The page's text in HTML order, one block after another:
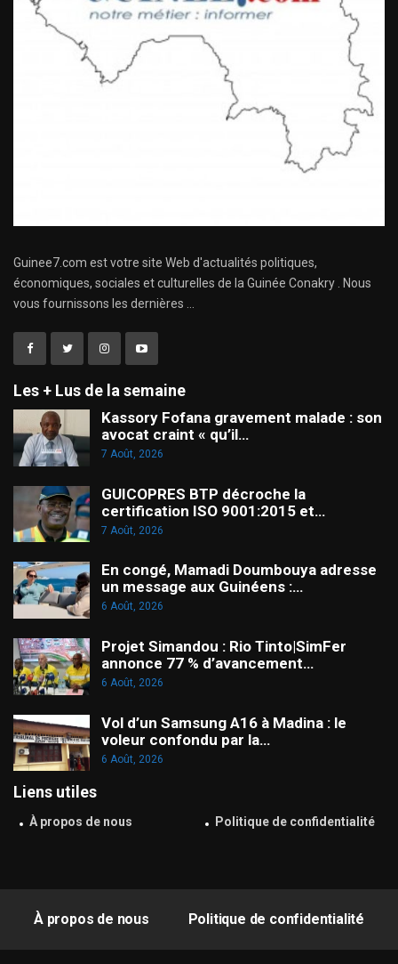
Guinee7.com est votre site Web d'actualités politiques,
économiques, sociales et culturelles de la Guinée Conakry . Nous
vous fournissons les dernières ...
Les + Lus de la semaine
Kassory Fofana gravement malade : son
avocat craint « qu’il…
7 Août, 2026
GUICOPRES BTP décroche la
certification ISO 9001:2015 et…
7 Août, 2026
En congé, Mamadi Doumbouya adresse
un message aux Guinéens :…
6 Août, 2026
Projet Simandou : Rio Tinto|SimFer
annonce 77 % d’avancement…
6 Août, 2026
Vol d’un Samsung A16 à Madina : le
voleur confondu par la…
6 Août, 2026
Liens utiles
À propos de nous Politique de confidentialité
À propos de nous Politique de confidentialité